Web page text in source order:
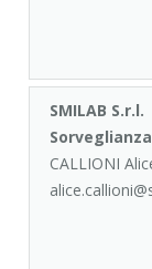
SMILAB S.r.l.
CALLIONI